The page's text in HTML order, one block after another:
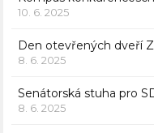
10. 6. 2025
Den otevřených dveří
8. 6. 2025
Senátorská stuha pro
8. 6. 2025